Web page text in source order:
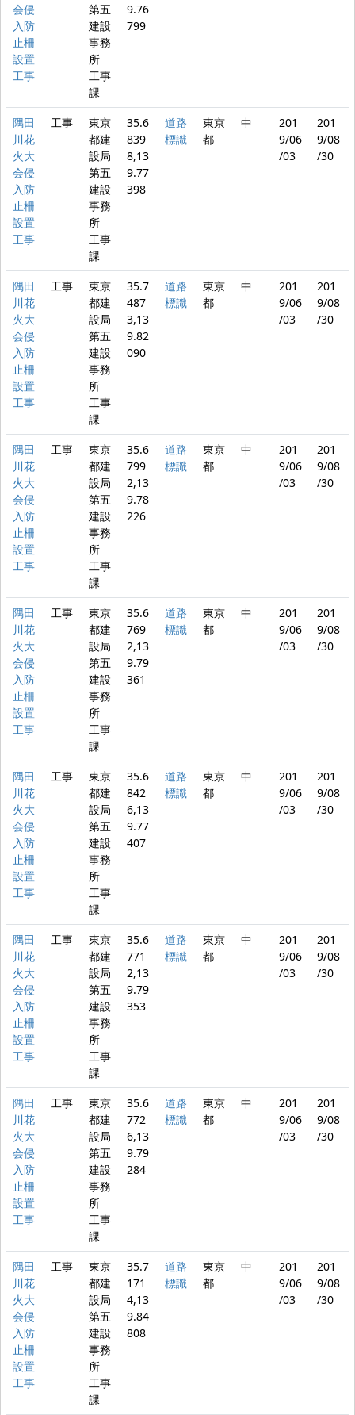
会侵
入防
止柵
設置
工事
第五
建設
事務
所
工事
課
9.76
799
隅田
川花
火大
会侵
入防
止柵
設置
工事
工事
東京
都建
設局
第五
建設
事務
所
工事
課
35.6
839
8,13
9.77
398
道路
標識
東京
都
中
201
9/06
/03
201
9/08
/30
隅田
川花
火大
会侵
入防
止柵
設置
工事
工事
東京
都建
設局
第五
建設
事務
所
工事
課
35.7
487
3,13
9.82
090
道路
標識
東京
都
中
201
9/06
/03
201
9/08
/30
隅田
川花
火大
会侵
入防
止柵
設置
工事
工事
東京
都建
設局
第五
建設
事務
所
工事
課
35.6
799
2,13
9.78
226
道路
標識
東京
都
中
201
9/06
/03
201
9/08
/30
隅田
川花
火大
会侵
入防
止柵
設置
工事
工事
東京
都建
設局
第五
建設
事務
所
工事
課
35.6
769
2,13
9.79
361
道路
標識
東京
都
中
201
9/06
/03
201
9/08
/30
隅田
川花
火大
会侵
入防
止柵
設置
工事
工事
東京
都建
設局
第五
建設
事務
所
工事
課
35.6
842
6,13
9.77
407
道路
標識
東京
都
中
201
9/06
/03
201
9/08
/30
隅田
川花
火大
会侵
入防
止柵
設置
工事
工事
東京
都建
設局
第五
建設
事務
所
工事
課
35.6
771
2,13
9.79
353
道路
標識
東京
都
中
201
9/06
/03
201
9/08
/30
隅田
川花
火大
会侵
入防
止柵
設置
工事
工事
東京
都建
設局
第五
建設
事務
所
工事
課
35.6
772
6,13
9.79
284
道路
標識
東京
都
中
201
9/06
/03
201
9/08
/30
隅田
川花
火大
会侵
入防
止柵
設置
工事
工事
東京
都建
設局
第五
建設
事務
所
工事
課
35.7
171
4,13
9.84
808
道路
標識
東京
都
中
201
9/06
/03
201
9/08
/30